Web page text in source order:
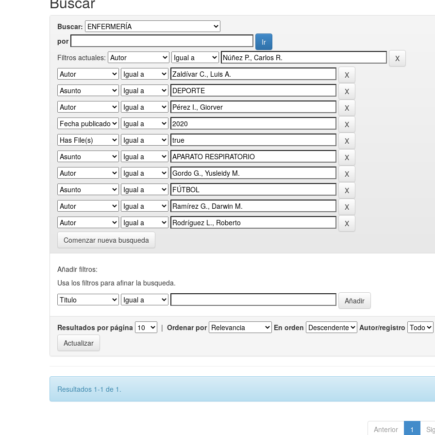
Buscar:
por
Filtros actuales:
Comenzar nueva busqueda
Añadir filtros:
Usa los filtros para afinar la busqueda.
Resultados por página | Ordenar por En orden Autor/registro
Resultados 1-1 de 1.
Anterior 1